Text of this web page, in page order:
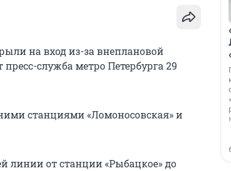
на вход из-за внеплановой
служба метро Петербурга 29
станциями «Ломоносовская» и
линии от станции «Рыбацкое» до